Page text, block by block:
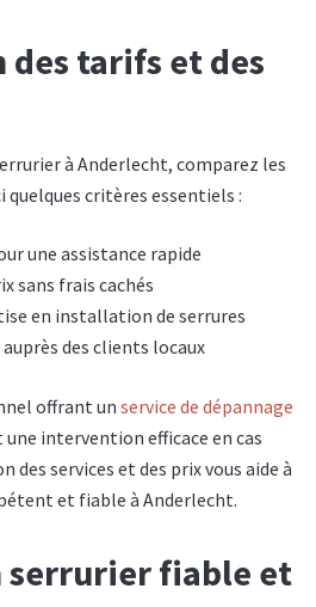
des tarifs et des
à Anderlecht, comparez les
quelques critères essentiels :
une assistance rapide
sans frais cachés
en installation de serrures
des clients locaux
offrant un service de dépannage
intervention efficace en cas
des services et des prix vous aide à
et fiable à Anderlecht.
serrurier fiable et